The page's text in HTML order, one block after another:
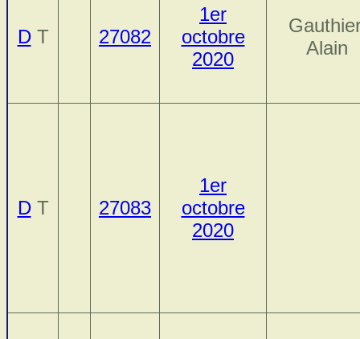
DT 27082
1er
octobre
2020
Alain
DT 27083
1er
octobre
2020